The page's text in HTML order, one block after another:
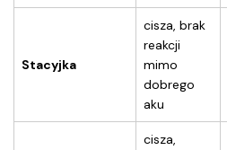
Stacyjka
cisza, brak
reakcji
mimo
dobrego
aku
cisza,